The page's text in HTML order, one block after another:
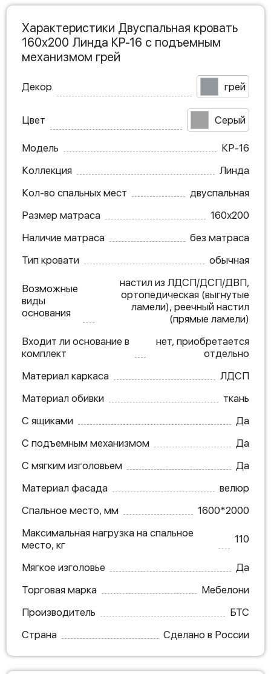
Характеристики Двуспальная кровать
160х200 Линда КР-16 с подъемным
механизмом грей
Декор грей
Цвет Серый
Модель
КР-16
Коллекция
Линда
Кол-во спальных мест
двуспальная
Размер матраса
160х200
Наличие матраса
без матраса
Тип кровати
обычная
Возможные
виды
основания
настил из ЛДСП/ДСП/ДВП,
ортопедическая (выгнутые
ламели), реечный настил
(прямые ламели)
Входит ли основание в
комплект
нет, приобретается
отдельно
Материал каркаса
ЛДСП
Материал обивки
ткань
С ящиками
Да
С подъемным механизмом
Да
С мягким изголовьем
Да
Материал фасада
велюр
Спальное место, мм
1600*2000
Максимальная нагрузка на спальное
место, кг
110
Мягкое изголовье
Да
Торговая марка
Мебелони
Производитель
БТС
Страна
Сделано в России